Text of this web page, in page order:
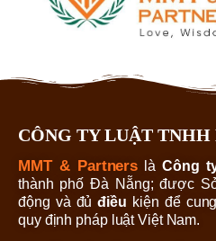
CÔNG TY LUẬT
MMT & Partners làCông
thành phố Đà Nẵng; được
động và đủđiều kiện để
quy định pháp luật Việt Nam.